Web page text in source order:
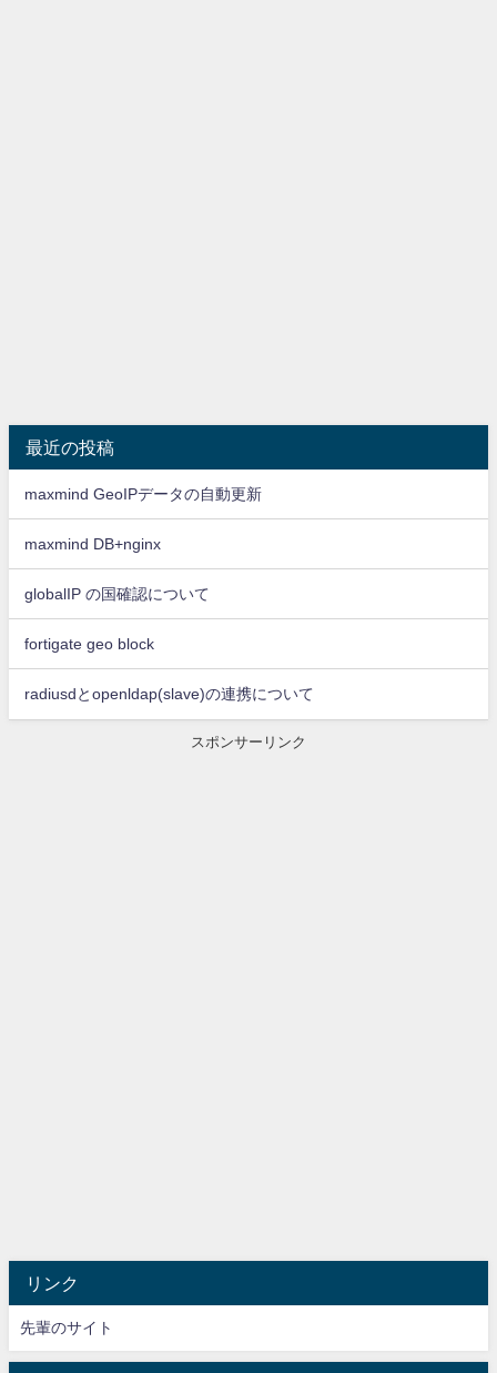
最近の投稿
maxmind GeoIPデータの自動更新
maxmind DB+nginx
globalIP の国確認について
fortigate geo block
radiusdとopenldap(slave)の連携について
スポンサーリンク
リンク
先輩のサイト